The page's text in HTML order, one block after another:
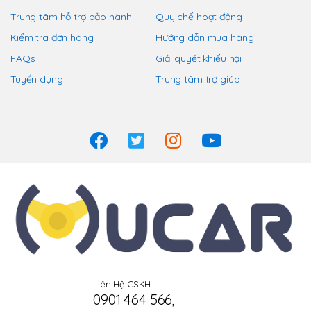
thể
được
chọn
trang
Trung tâm hỗ trợ bảo hành
Kiểm tra đơn hàng
FAQs
Tuyển dụng
Quy chế hoạt động
Hướng dẫn mua hàng
Giải quyết khiếu nại
Trung tâm trợ giúp
Liên Hệ CSKH
0901 464 566